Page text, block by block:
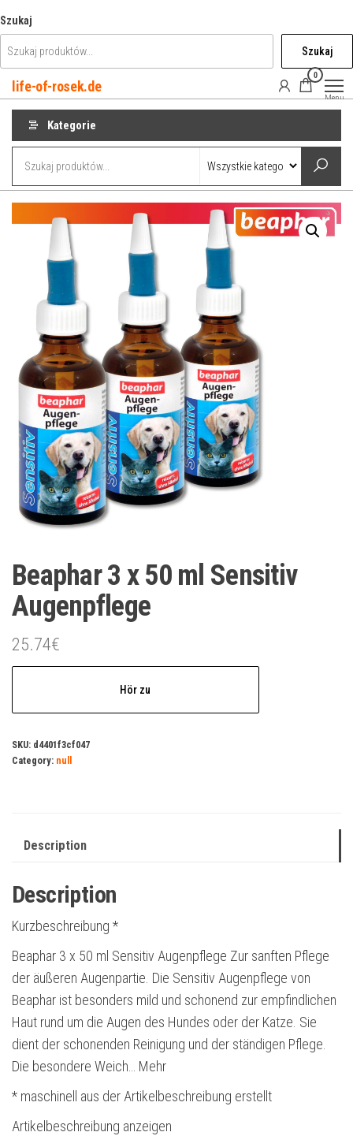
do
treści
Szukaj
Szukaj
life-of-rosek.de
0
Menu
Kategorie
Beaphar 3 x 50 ml Sensitiv
Augenpflege
25.74€
Hör zu
SKU: d4401f3cf047
Category: null
Description
Description
Kurzbeschreibung *
Beaphar 3 x 50 ml Sensitiv Augenpflege Zur sanften Pflege
der äußeren Augenpartie. Die Sensitiv Augenpflege von
Beaphar ist besonders mild und schonend zur empfindlichen
Haut rund um die Augen des Hundes oder der Katze. Sie
dient der schonenden Reinigung und der ständigen Pflege.
Die besondere Weich… Mehr
* maschinell aus der Artikelbeschreibung erstellt
Artikelbeschreibung anzeigen